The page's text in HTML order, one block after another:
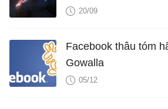
đẹp trong con mắt
20/09
Facebook thâu tóm
Gowalla
05/12